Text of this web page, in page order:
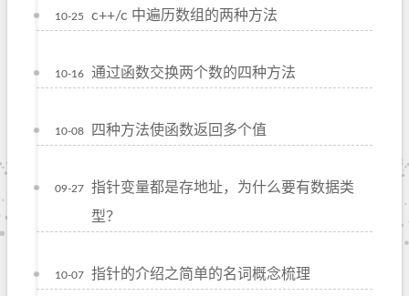
c++/c 中遍历数组的两种方法
10-25
通过函数交换两个数的四种方法
10-16
四种方法使函数返回多个值
10-08
指针变量都是存地址，为什么要有数据类
型？
09-27
指针的介绍之简单的名词概念梳理
10-07